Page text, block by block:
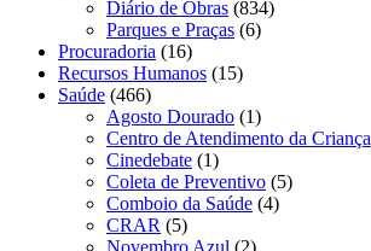
Diário de Obras (834)
Parques e Praças (6)
Procuradoria (16)
Recursos Humanos (15)
Saúde (466)
Agosto Dourado (1)
Centro de Atendimento da Criança
Cinedebate (1)
Coleta de Preventivo (5)
Comboio da Saúde (4)
CRAR (5)
Novembro Azul (2)